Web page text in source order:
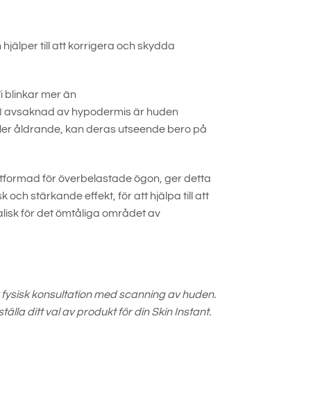
till att korrigera och skydda
blinkar mer än
avsaknad av hypodermis är huden
åldrande, kan deras utseende bero på
för överbelastade ögon, ger detta
och stärkande effekt, för att hjälpa till att
för det ömtåliga området av
konsultation med scanning av huden.
ditt val av produkt för din Skin Instant.